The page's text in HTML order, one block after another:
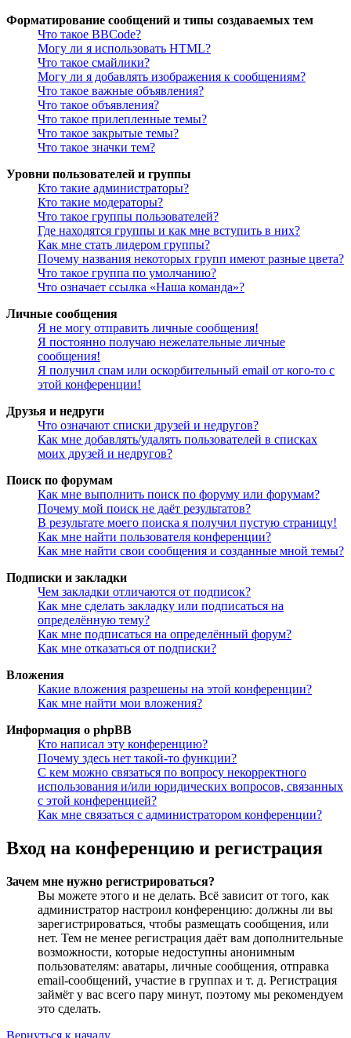
Форматирование сообщений и типы создаваемых тем
Что такое BBCode?
Могу ли я использовать HTML?
Что такое смайлики?
Могу ли я добавлять изображения к сообщениям?
Что такое важные объявления?
Что такое объявления?
Что такое прилепленные темы?
Что такое закрытые темы?
Что такое значки тем?
Уровни пользователей и группы
Кто такие администраторы?
Кто такие модераторы?
Что такое группы пользователей?
Где находятся группы и как мне вступить в них?
Как мне стать лидером группы?
Почему названия некоторых групп имеют разные цвета?
Что такое группа по умолчанию?
Что означает ссылка «Наша команда»?
Личные сообщения
Я не могу отправить личные сообщения!
Я постоянно получаю нежелательные личные
сообщения!
Я получил спам или оскорбительный email от кого-то с
этой конференции!
Друзья и недруги
Что означают списки друзей и недругов?
Как мне добавлять/удалять пользователей в списках
моих друзей и недругов?
Поиск по форумам
Как мне выполнить поиск по форуму или форумам?
Почему мой поиск не даёт результатов?
В результате моего поиска я получил пустую страницу!
Как мне найти пользователя конференции?
Как мне найти свои сообщения и созданные мной темы?
Подписки и закладки
Чем закладки отличаются от подписок?
Как мне сделать закладку или подписаться на
определённую тему?
Как мне подписаться на определённый форум?
Как мне отказаться от подписки?
Вложения
Какие вложения разрешены на этой конференции?
Как мне найти мои вложения?
Информация о phpBB
Кто написал эту конференцию?
Почему здесь нет такой-то функции?
С кем можно связаться по вопросу некорректного
использования и/или юридических вопросов, связанных
с этой конференцией?
Как мне связаться с администратором конференции?
Вход на конференцию и регистрация
Зачем мне нужно регистрироваться?
Вы можете этого и не делать. Всё зависит от того, как
администратор настроил конференцию: должны ли вы
зарегистрироваться, чтобы размещать сообщения, или
нет. Тем не менее регистрация даёт вам дополнительные
возможности, которые недоступны анонимным
пользователям: аватары, личные сообщения, отправка
email-сообщений, участие в группах и т. д. Регистрация
займёт у вас всего пару минут, поэтому мы рекомендуем
это сделать.
Вернуться к началу